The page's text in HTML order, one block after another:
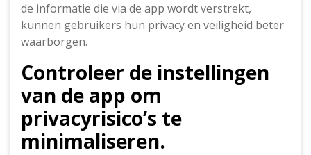
de informatie die via de app wordt verstrekt,
kunnen gebruikers hun privacy en veiligheid beter
waarborgen.
Controleer de instellingen
van de app om
privacyrisico’s te
minimaliseren.